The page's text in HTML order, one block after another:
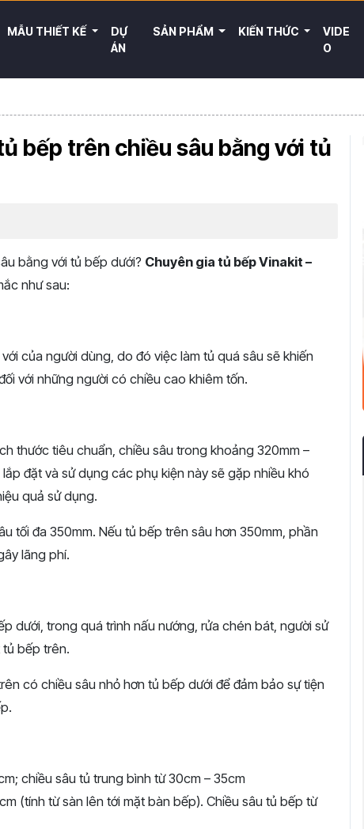
MẪU THIẾT KẾ
DỰ
ÁN
SẢN PHẨM KIẾN THỨC
VIDE
O
bếp trên chiều sâu bằng với tủ
bằng với tủ bếp dưới? Chuyên gia tủ bếp Vinakit –
như sau:
của người dùng, do đó việc làm tủ quá sâu sẽ khiến
với những người có chiều cao khiêm tốn.
thước tiêu chuẩn, chiều sâu trong khoảng 320mm –
đặt và sử dụng các phụ kiện này sẽ gặp nhiều khó
quả sử dụng.
tối đa 350mm. Nếu tủ bếp trên sâu hơn 350mm, phần
lãng phí.
dưới, trong quá trình nấu nướng, rửa chén bát, người sử
bếp trên.
có chiều sâu nhỏ hơn tủ bếp dưới để đảm bảo sự tiện
chiều sâu tủ trung bình từ 30cm – 35cm
(tính từ sàn lên tới mặt bàn bếp). Chiều sâu tủ bếp từ